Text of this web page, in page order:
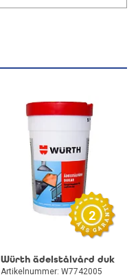
2
Würth ädelstålvård duk
Artikelnummer: W7742005